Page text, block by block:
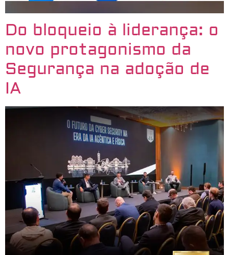
Do bloqueio à liderança: o
novo protagonismo da
Segurança na adoção de
IA